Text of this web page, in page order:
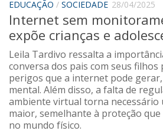
EDUCAÇÃO / SOCIEDADE 28/04/2025
Internet sem
expõe crianças e
Leila Tardivo ressalta a
conversa dos pais com seus filhos
perigos que a internet pode
mental. Além disso, a falta de
ambiente virtual torna necessário
maior, semelhante à proteção
no mundo físico.